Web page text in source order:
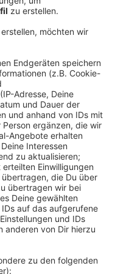
im Vormonat. Im
weniger im Kreis
Die Kriege
wirken sich
zurückhaltend
Arbeitsmarkt
kommenden
nicht damit, dass
Größere
zu erwarten. Die
Coesfeld sei
wirkten sich nicht
der
Regionen ist.